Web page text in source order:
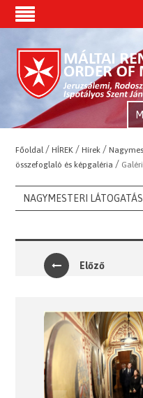
Főoldal /HÍREK /Hírek /
összefoglaló és képgaléria /
NAGYMESTERI
Előző